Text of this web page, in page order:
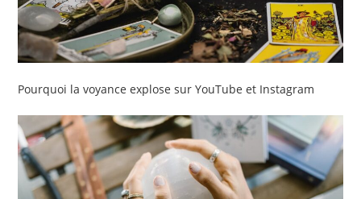
Pourquoi la voyance explose sur YouTube et Instagram